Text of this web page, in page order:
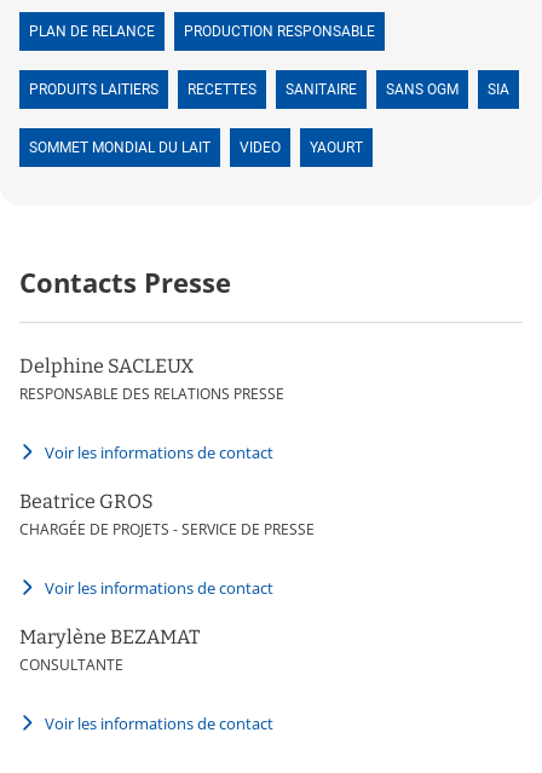
PLAN DE RELANCE PRODUCTION RESPONSABLE
PRODUITS LAITIERS RECETTES SANITAIRE SANS OGM SIA
SOMMET MONDIAL DU LAIT VIDEO YAOURT
Contacts Presse
Delphine SACLEUX
RESPONSABLE DES RELATIONS PRESSE
Voir les informations de contact
Beatrice GROS
CHARGÉE DE PROJETS - SERVICE DE PRESSE
Voir les informations de contact
Marylène BEZAMAT
CONSULTANTE
Voir les informations de contact